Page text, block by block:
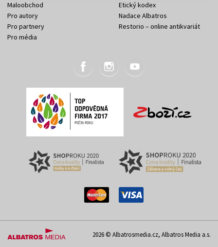
Maloobchod
Pro autory
Pro partnery
Pro média
Etický kodex
Nadace Albatros
Restorio – online antikvariát
2026 © Albatrosmedia.cz, Albatros Media a.s.